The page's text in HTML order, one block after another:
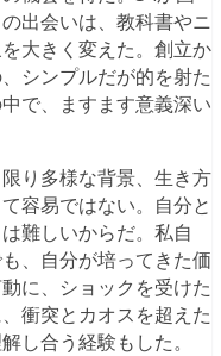
出会いは、教科書やニ
大きく変えた。創立か
シンプルだが的を射た
で、ますます意義深い
り多様な背景、生き方
容易ではない。自分と
難しいからだ。私自
、自分が培ってきた価
に、ショックを受けた
衝突とカオスを超えた
し合う経験もした。